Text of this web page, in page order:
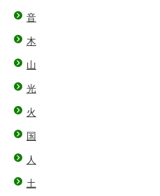
音
木
山
光
火
国
人
土